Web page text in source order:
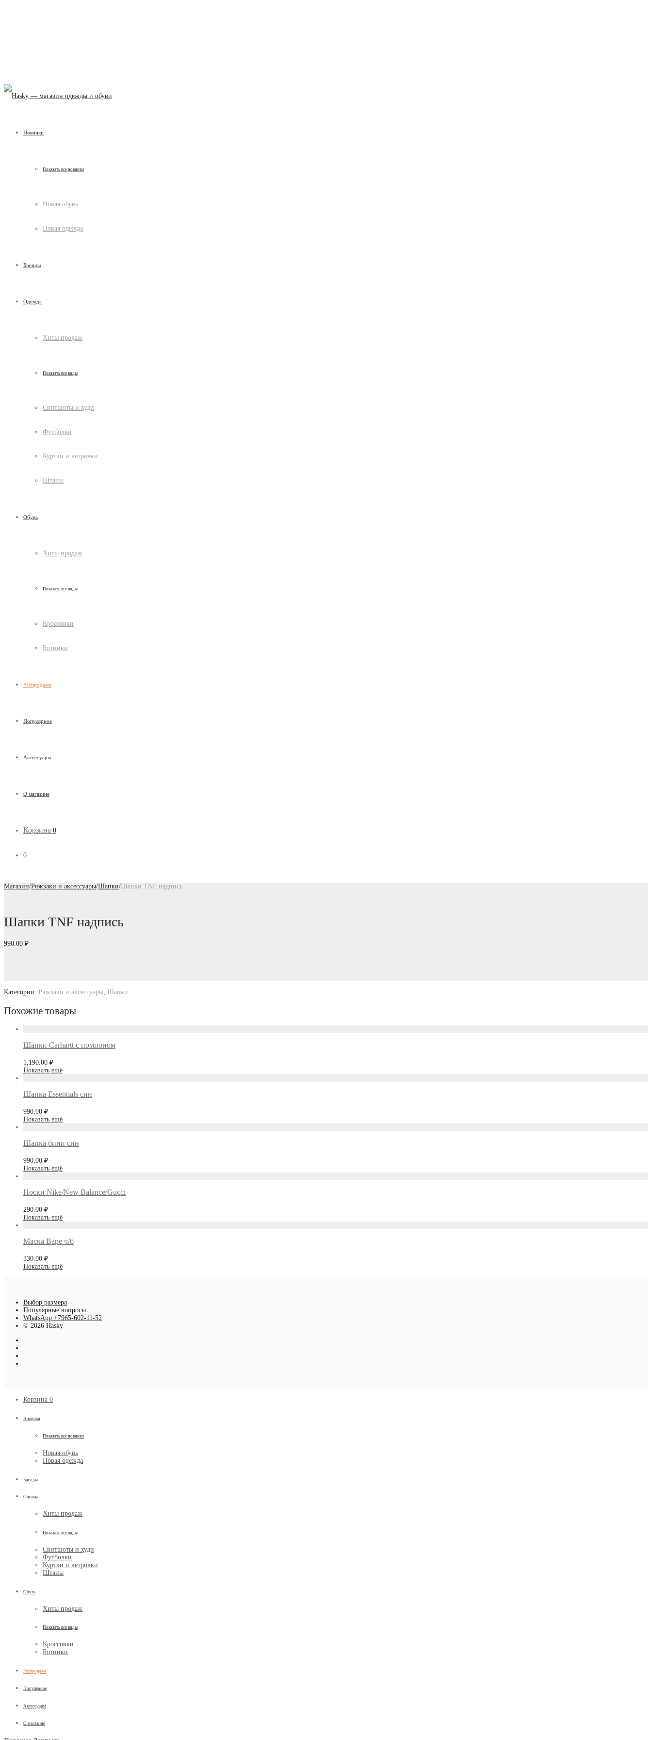
Новинки
Показать все новинки
Новая обувь
Новая одежда
Бренды
Одежда
Хиты продаж
Показать все виды
Свитшоты и худи
Футболки
Куртки и ветровки
Штаны
Обувь
Хиты продаж
Показать все виды
Кроссовки
Ботинки
Распродажа
Популярное
Аксессуары
О магазине
Корзина 0
0
Магазин/Рюкзаки и аксессуары/Шапки/ Шапки TNF надпись
Шапки TNF надпись
990.00 ₽
Категории: Рюкзаки и аксессуары, Шапки
Похожие товары
Шапки Carhartt с помпоном
1,190.00 ₽
Показать ещё
Шапка Essentials син
990.00 ₽
Показать ещё
Шапка бини син
990.00 ₽
Показать ещё
Носки Nike/New Balance/Gucci
290.00 ₽
Показать ещё
Маска Bape ч/б
330.00 ₽
Показать ещё
Выбор размера
Популярные вопросы
WhatsApp +7965-602-11-52
© 2026 Hasky
Корзина 0
Новинки
Показать все новинки
Новая обувь
Новая одежда
Бренды
Одежда
Хиты продаж
Показать все виды
Свитшоты и худи
Футболки
Куртки и ветровки
Штаны
Обувь
Хиты продаж
Показать все виды
Кроссовки
Ботинки
Распродажа
Популярное
Аксессуары
О магазине